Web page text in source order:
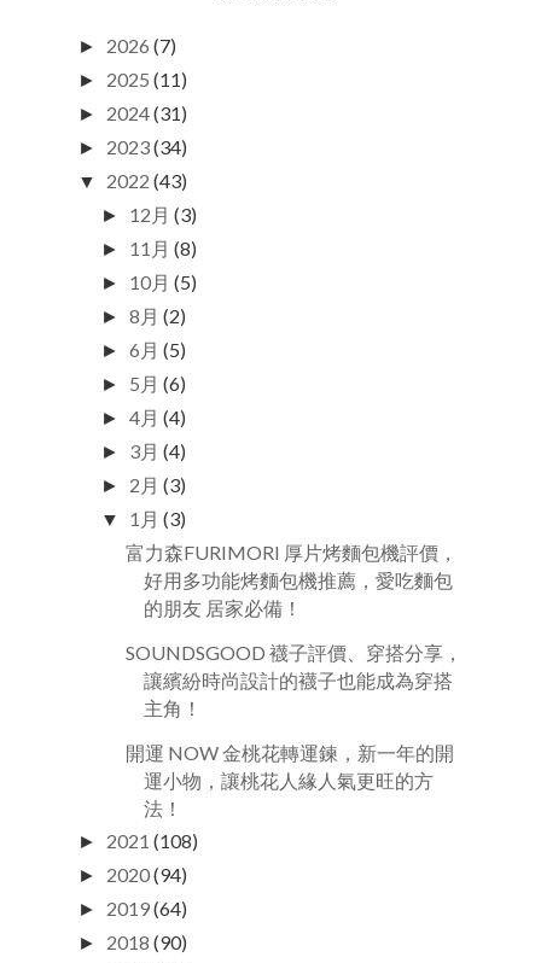
► 2026 (7)
► 2025 (11)
► 2024(31)
► 2023(34)
▼ 2022 (43)
► 12月 (3)
► 11月 (8)
► 10月 (5)
►8月 (2)
►6月 (5)
► 5月 (6)
►4月 (4)
► 3月 (4)
► 2月 (3)
▼ 1月 (3)
富力森FURIMORI 厚片烤麵包機評價，
好用多功能烤麵包機推薦，愛吃麵包
的朋友 居家必備！
SOUNDSGOOD 襪子評價、穿搭分享，
讓繽紛時尚設計的襪子也能成為穿搭
主角！
開運 NOW 金桃花轉運鍊，新一年的開
運小物，讓桃花人緣人氣更旺的方
法！
► 2021 (108)
► 2020(94)
► 2019(64)
► 2018 (90)